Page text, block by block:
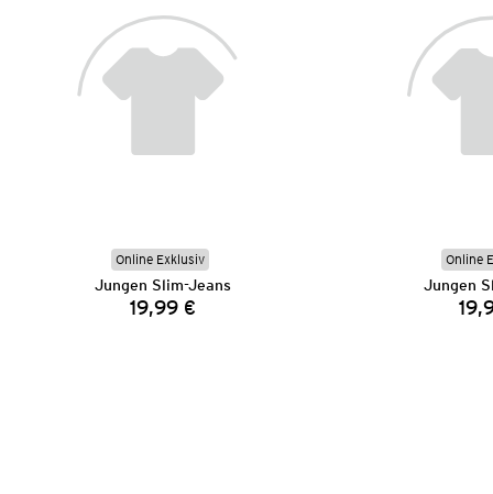
Online Exklusiv
Jungen Slim-Jeans
Preis:
19,99 €
Online
Jungen